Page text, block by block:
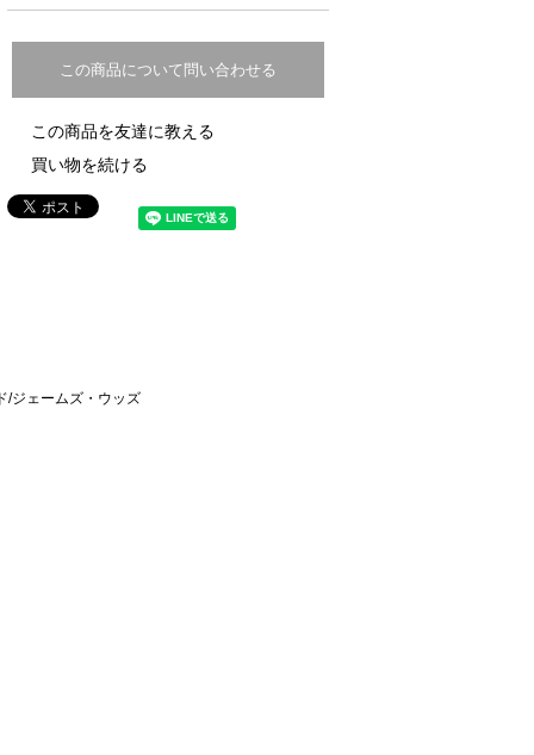
この商品について問い合わせる
この商品を友達に教える
買い物を続ける
/ジェームズ・ウッズ